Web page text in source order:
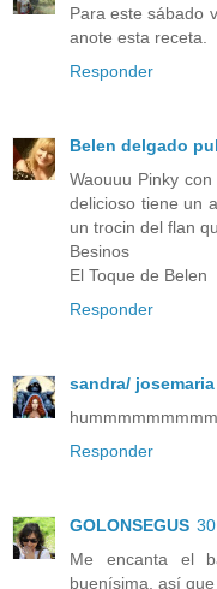
Para este sábado
anote esta receta.
Responder
Belen delgado
Waouuu Pinky
delicioso tiene un
un trocin del flan
Besinos
El Toque de Belen
Responder
sandra/ josemaria
Responder
GOLONSEGUS
Me encanta el
buenísima, así